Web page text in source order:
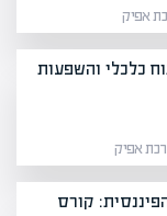
כלכלי והשפעות
קורס